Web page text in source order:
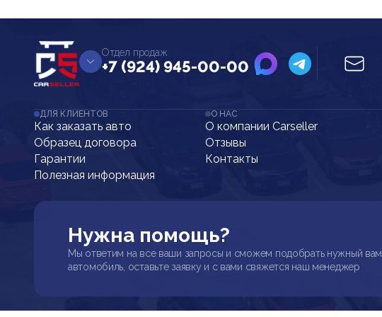
Отдел продаж
+7 (924) 945-00-00
ДЛЯ КЛИЕНТОВ
Как заказать авто
Образец договора
Гарантии
Полезная информация
О НАС
О компании Carseller
Отзывы
Контакты
Нужна помощь?
Мы ответим на все ваши запросы и сможем подобрать нужный вам
автомобиль, оставьте заявку и с вами свяжется наш менеджер